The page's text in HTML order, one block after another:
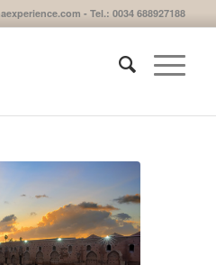
- Tel.: 0034 688927188